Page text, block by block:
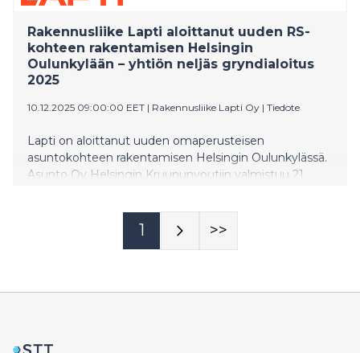
Rakennusliike Lapti aloittanut uuden RS-
kohteen rakentamisen Helsingin
Oulunkylään – yhtiön neljäs gryndialoitus
2025
10.12.2025 09:00:00 EET | Rakennusliike Lapti Oy | Tiedote
Lapti on aloittanut uuden omaperusteisen
asuntokohteen rakentamisen Helsingin Oulunkylässä.
Asunto Oy Helsingin Kruununvoutiin valmistuu 21
1 >>